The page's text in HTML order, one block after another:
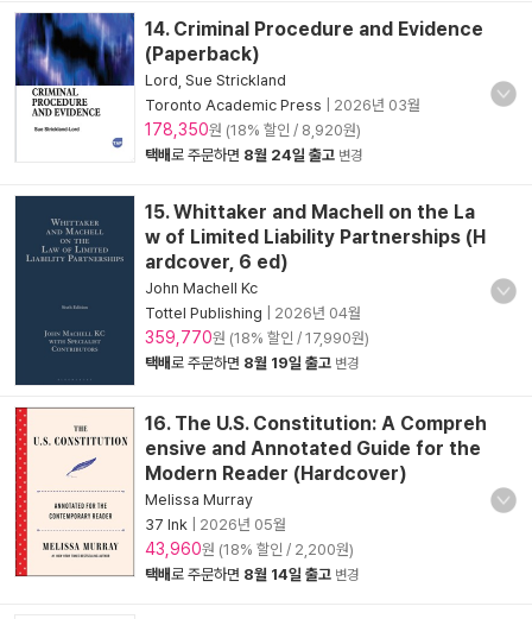
14. Criminal Procedure and Evidence
(Paperback)
Lord, Sue Strickland
Toronto Academic Press
2026년 03월
178,350원 (18% 할인 / 8,920원)
택배로 주문하면 8월 24일 출고 변경
15. Whittaker and Machell on the La
w of Limited Liability Partnerships (H
ardcover, 6 ed)
John Machell Kc
Tottel Publishing
2026년 04월
359,770원 (18% 할인 / 17,990원)
택배로 주문하면 8월 19일 출고 변경
16. The U.S. Constitution: A Compreh
ensive and Annotated Guide for the
Modern Reader (Hardcover)
Melissa Murray
37 Ink
2026년 05월
43,960원 (18% 할인 / 2,200원)
택배로 주문하면 8월 14일 출고 변경